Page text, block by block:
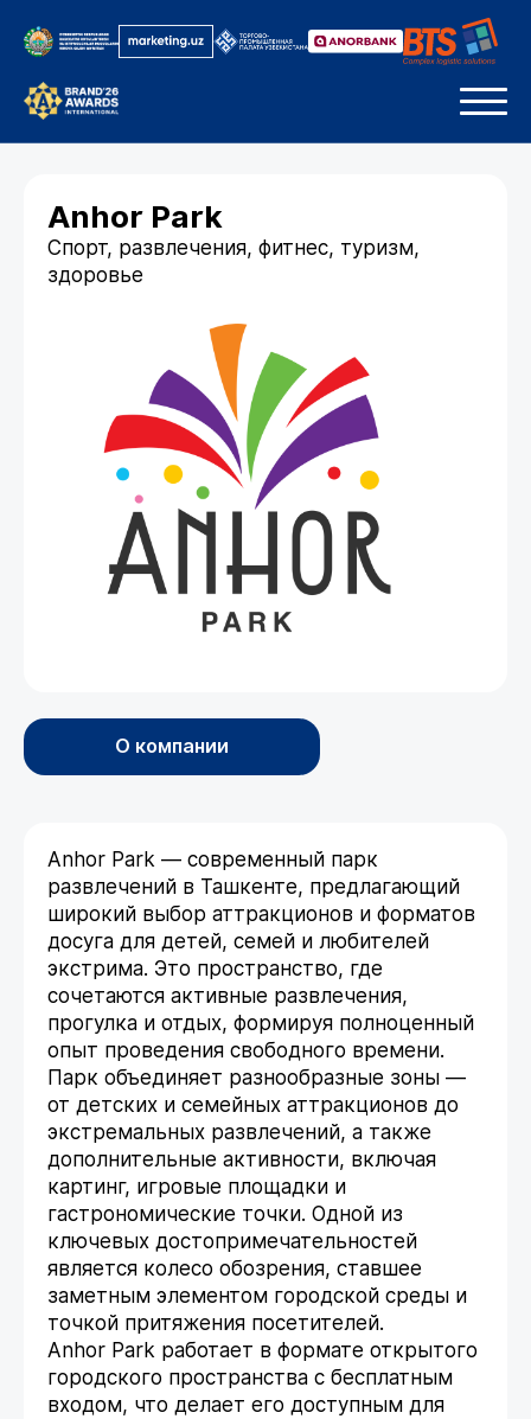
Anhor Park
Спорт, развлечения, фитнес, туризм,
здоровье
О компании
Anhor Park — современный парк
развлечений в Ташкенте, предлагающий
широкий выбор аттракционов и форматов
досуга для детей, семей и любителей
экстрима. Это пространство, где
сочетаются активные развлечения,
прогулка и отдых, формируя полноценный
опыт проведения свободного времени.
Парк объединяет разнообразные зоны —
от детских и семейных аттракционов до
экстремальных развлечений, а также
дополнительные активности, включая
картинг, игровые площадки и
гастрономические точки. Одной из
ключевых достопримечательностей
является колесо обозрения, ставшее
заметным элементом городской среды и
точкой притяжения посетителей.
Anhor Park работает в формате открытого
городского пространства с бесплатным
входом, что делает его доступным для